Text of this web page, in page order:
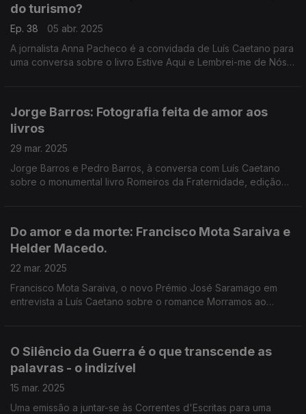
do turismo?
Ep. 38
05 abr. 2025
A jornalista Anna Pacheco é a convidada de Luís Caetano para
uma conversa sobre o livro Estive Aqui e Lembrei-me de Nós
Jorge Barros: Fotografia feita de amor aos
livros
29 mar. 2025
Jorge Barros e Pedro Barros, à conversa com Luís Caetano
sobre o monumental livro Romeiros da Fraternidade, edição
Do amor e da morte: Francisco Mota Saraiva e
Helder Macedo.
22 mar. 2025
Francisco Mota Saraiva, o novo Prémio José Saramago em
entrevista a Luís Caetano sobre o romance Morramos ao
O Silêncio da Guerra é o que transcende as
palavras - o indizível
15 mar. 2025
Uma emissão a juntar-se às Correntes d'Escritas para uma